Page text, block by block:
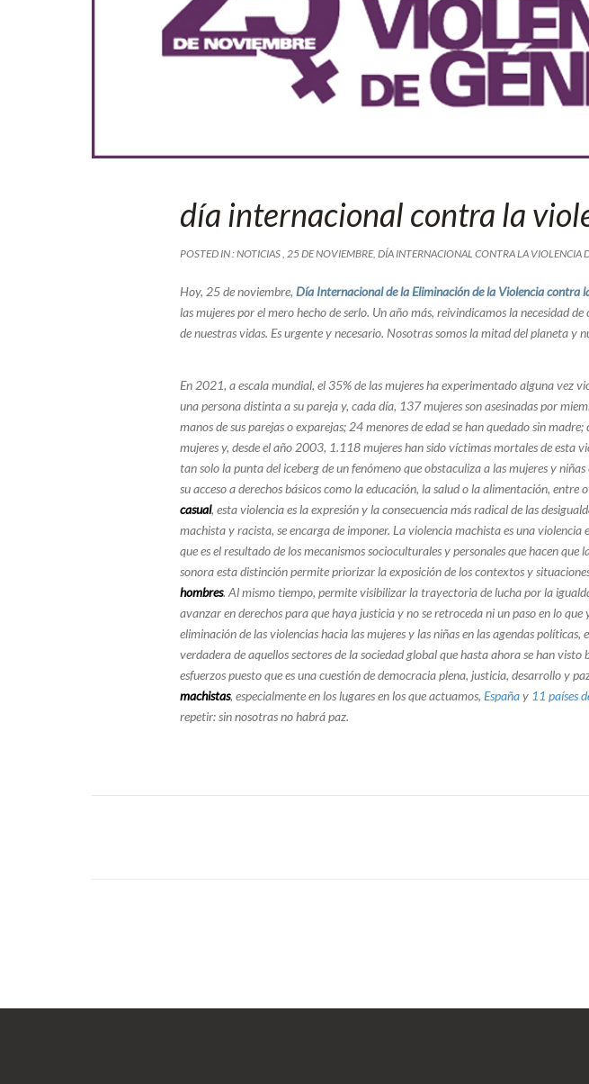
día internacional contra la
POSTED IN :NOTICIAS, 25 DE NOVIEMBRE, DÍA INTERNACIONAL CONTRA LA VIOLENCIA
Hoy, 25 de noviembre, Día Internacional de la Eliminación de la Violencia contra
las mujeres por el mero hecho de serlo. Un año más, reivindicamos la necesidad
de nuestras vidas. Es urgente y necesario. Nosotras somos la mitad del planeta y
En 2021, a escala mundial, el 35% de las mujeres ha experimentado alguna vez
una persona distinta a su pareja y, cada día, 137 mujeres son asesinadas por
manos de sus parejas o exparejas; 24 menores de edad se han quedado sin
mujeres y, desde el año 2003, 1.118 mujeres han sido víctimas mortales de esta
tan solo la punta del iceberg de un fenómeno que obstaculiza a las mujeres y
su acceso a derechos básicos como la educación, la salud o la alimentación, entre
casual, esta violencia es la expresión y la consecuencia más radical de las
machista y racista, se encarga de imponer. La violencia machista es una
que es el resultado de los mecanismos socioculturales y personales que hacen
sonora esta distinción permite priorizar la exposición de los contextos y
hombres. Al mismo tiempo, permite visibilizar la trayectoria de lucha por la
avanzar en derechos para que haya justicia y no se retroceda ni un paso en lo
eliminación de las violencias hacia las mujeres y las niñas en las agendas
verdadera de aquellos sectores de la sociedad global que hasta ahora se han
esfuerzos puesto que es una cuestión de democracia plena, justicia, desarrollo y
machistas, especialmente en los lugares en los que actuamos, Españay 11 países
repetir: sin nosotras no habrá paz.